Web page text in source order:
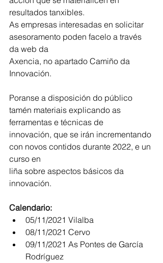
resultados tanxibles.
As empresas interesadas en solicitar
asesoramento poden facelo a través
da web da
Axencia, no apartado Camiño da
Innovación.
Poranse a disposición do público
tamén materiais explicando as
ferramentas e técnicas de
innovación, que se irán incrementando
con novos contidos durante 2022, e un
curso en
liña sobre aspectos básicos da
innovación.
Calendario:
05/11/2021 Vilalba
08/11/2021 Cervo
09/11/2021 As Pontes de García
Rodríguez